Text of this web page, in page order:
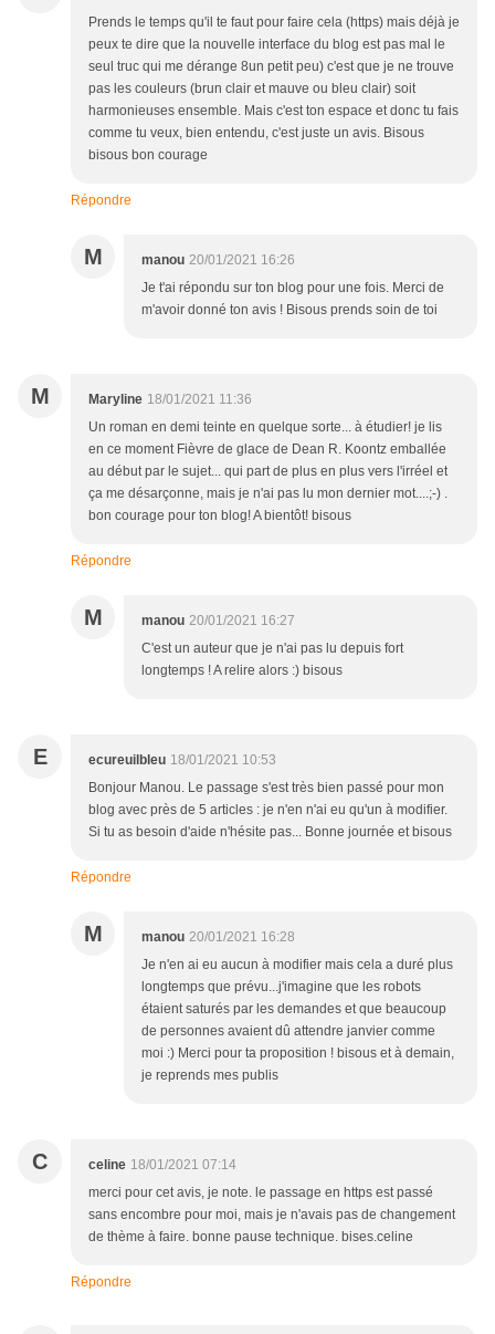
Prends le temps qu'il te faut pour faire cela (https) mais déjà je
peux te dire que la nouvelle interface du blog est pas mal le
seul truc qui me dérange 8un petit peu) c'est que je ne trouve
pas les couleurs (brun clair et mauve ou bleu clair) soit
harmonieuses ensemble. Mais c'est ton espace et donc tu fais
comme tu veux, bien entendu, c'est juste un avis. Bisous
bisous bon courage
Répondre
M manou 20/01/2021 16:26
Je t'ai répondu sur ton blog pour une fois. Merci de
m'avoir donné ton avis ! Bisous prends soin de toi
M Maryline 18/01/2021 11:36
Un roman en demi teinte en quelque sorte... à étudier! je lis
en ce moment Fièvre de glace de Dean R. Koontz emballée
au début par le sujet... qui part de plus en plus vers l'irréel et
ça me désarçonne, mais je n'ai pas lu mon dernier mot....;-) .
bon courage pour ton blog! A bientôt! bisous
Répondre
M manou 20/01/2021 16:27
C'est un auteur que je n'ai pas lu depuis fort
longtemps ! A relire alors :) bisous
E ecureuilbleu 18/01/2021 10:53
Bonjour Manou. Le passage s'est très bien passé pour mon
blog avec près de 5 articles : je n'en n'ai eu qu'un à modifier.
Si tu as besoin d'aide n'hésite pas... Bonne journée et bisous
Répondre
M manou 20/01/2021 16:28
Je n'en ai eu aucun à modifier mais cela a duré plus
longtemps que prévu...j'imagine que les robots
étaient saturés par les demandes et que beaucoup
de personnes avaient dû attendre janvier comme
moi :) Merci pour ta proposition ! bisous et à demain,
je reprends mes publis
C celine 18/01/2021 07:14
merci pour cet avis, je note. le passage en https est passé
sans encombre pour moi, mais je n'avais pas de changement
de thème à faire. bonne pause technique. bises.celine
Répondre